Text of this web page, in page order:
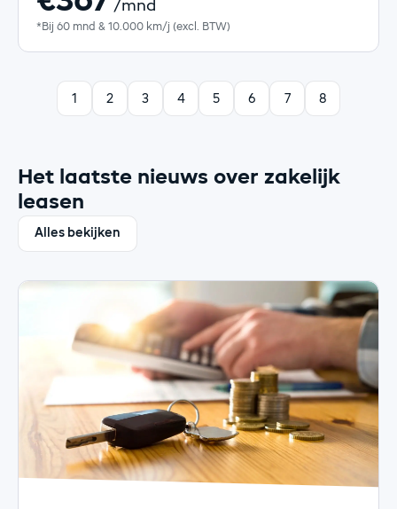
/mnd
*Bij 60 mnd & 10.000 km/j (excl. BTW)
1 2 3 4 5 6 7 8
Het laatste nieuws over zakelijk
leasen
Alles bekijken